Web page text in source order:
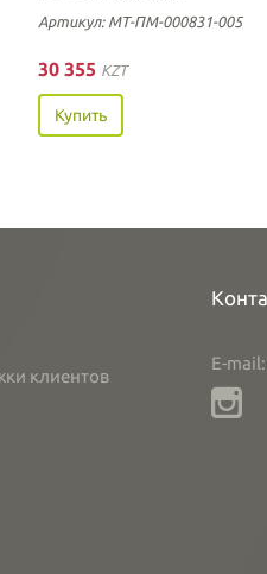
Артикул: МТ-ПМ-000831-005
30 355 KZT
Купить
клиентов
E-